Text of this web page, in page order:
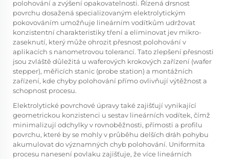
polohování a zvýšení opakovatelnosti. Řízená drsnost
povrchu dosažená specializovaným elektrolytickým
pokovováním umožňuje lineárním vodítkům udržovat
konzistentní charakteristiky tření a eliminovat jev mikro-
zaseknutí, který může ohrozit přesnost polohování v
aplikacích s nanometrovou tolerancí. Tato zlepšení přesnosti
jsou zvláště důležitá u waferových krokových zařízení (wafer
stepper), měřicích stanic (probe station) a montážních
zařízení, kde chyby polohování přímo ovlivňují výtěžnost a
schopnost procesu.
Elektrolytické povrchové úpravy také zajišťují vynikající
geometrickou konzistenci u sestav lineárních vodítek, čímž
minimalizují odchylky v rovnoběžnosti, přímosti a profilu
povrchu, které by se mohly v průběhu delších dráh pohybu
akumulovat do významných chyb polohování. Uniformita
procesu nanesení povlaku zajišťuje, že více lineárních